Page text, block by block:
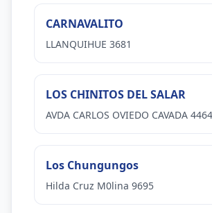
CARNAVALITO
LLANQUIHUE 3681
LOS CHINITOS DEL SALAR
AVDA CARLOS OVIEDO CAVADA 4464
Los Chungungos
Hilda Cruz M0lina 9695